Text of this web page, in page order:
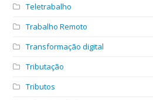
Teletrabalho
Trabalho Remoto
Transformação digital
Tributação
Tributos